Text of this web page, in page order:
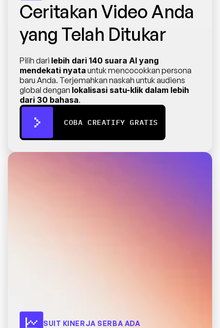
Ceritakan Video Anda
yang Telah Ditukar
Pilih dari lebih dari 140 suara AI yang
mendekati nyata untuk mencocokkan persona
baru Anda. Terjemahkan naskah untuk audiens
global dengan lokalisasi satu-klik dalam lebih
dari 30 bahasa.
COBA CREATIFY GRATIS
SUIT KINERJA SERBA ADA